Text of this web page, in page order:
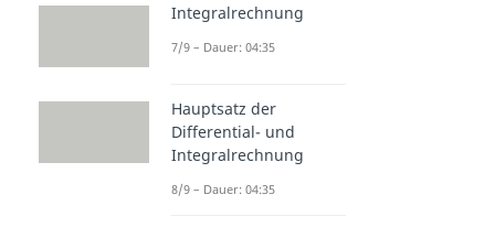
Integralrechnung
7/9 – Dauer: 04:35
Hauptsatz der
Differential- und
Integralrechnung
8/9 – Dauer: 04:35